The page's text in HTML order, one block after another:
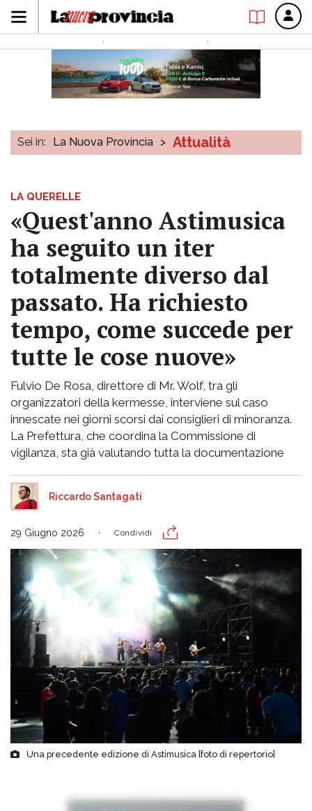
Sei in: La Nuova Provincia > Attualità
LA QUERELLE
«Quest'anno Astimusica
ha seguito un iter
totalmente diverso dal
passato. Ha richiesto
tempo, come succede per
tutte le cose nuove»
Fulvio De Rosa, direttore di Mr. Wolf, tra gli
organizzatori della kermesse, interviene sul caso
innescate nei giorni scorsi dai consiglieri di minoranza.
La Prefettura, che coordina la Commissione di
vigilanza, sta già valutando tutta la documentazione
Riccardo Santagati
29 Giugno 2026 Condividi
Una precedente edizione di Astimusica [foto di repertorio]